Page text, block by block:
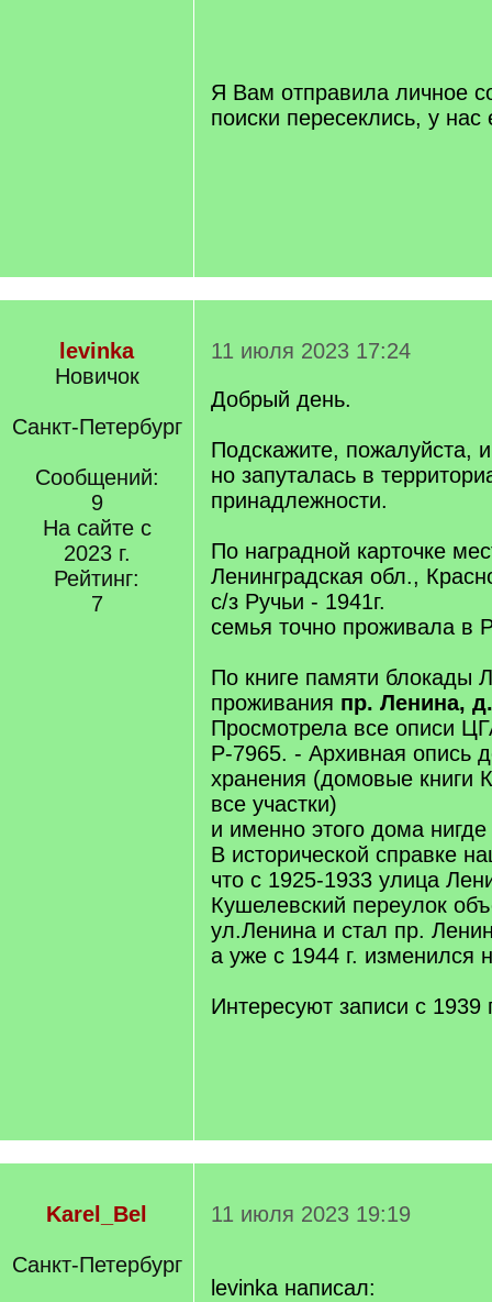
Я Вам отправила личное
поиски пересеклись, у
levinka
Новичок
Санкт-Петербург
Сообщений:
9
На сайте с
2023 г.
Рейтинг:
7
11 июля 2023 17:24
Добрый день.
Подскажите, пожалуйста,
но запуталась в
принадлежности.
По наградной карточке
Ленинградская обл.,
с/з Ручьи - 1941г.
семья точно проживала в
По книге памяти блокады
проживания пр. Ленина,
Просмотрела все описи
Р-7965. - Архивная опись
хранения (домовые книги
все участки)
и именно этого дома
В исторической справке
что с 1925-1933 улица
Кушелевский переулок
ул.Ленина и стал пр.
а уже с 1944 г. изменился
Интересуют записи с 1939
Karel_Bel
Санкт-Петербург
11 июля 2023 19:19
levinka написал: